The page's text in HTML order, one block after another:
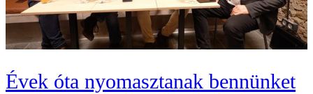
Évek óta nyomasztanak bennünket